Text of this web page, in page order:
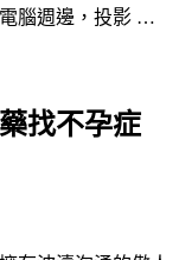
腦週邊，投影 …
找不孕症